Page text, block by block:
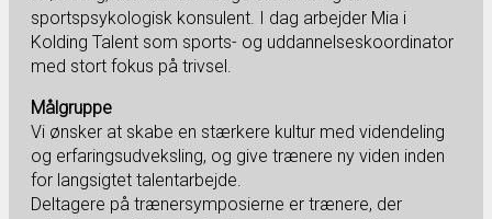
sportspsykologisk konsulent. I dag arbejder Mia i
Kolding Talent som sports- og uddannelseskoordinator
med stort fokus på trivsel.
Målgruppe
Vi ønsker at skabe en stærkere kultur med videndeling
og erfaringsudveksling, og give trænere ny viden inden
for langsigtet talentarbejde.
Deltagere på trænersymposierne er trænere, der